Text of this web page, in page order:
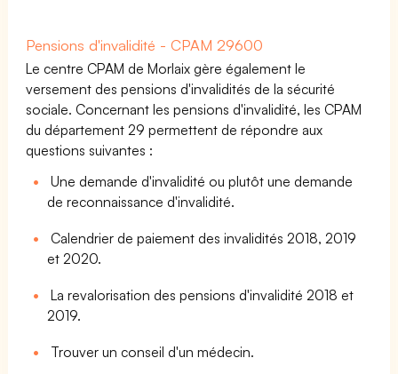
Pensions d'invalidité - CPAM 29600
Le centre CPAM de Morlaix gère également le
versement des pensions d'invalidités de la sécurité
sociale. Concernant les pensions d'invalidité, les CPAM
du département 29 permettent de répondre aux
questions suivantes :
Une demande d'invalidité ou plutôt une demande
de reconnaissance d'invalidité.
Calendrier de paiement des invalidités 2018, 2019
et 2020.
La revalorisation des pensions d'invalidité 2018 et
2019.
Trouver un conseil d'un médecin.